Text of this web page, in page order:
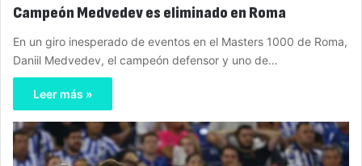
Campeón Medvedev es eliminado en Roma
En un giro inesperado de eventos en el Masters 1000 de Roma,
Daniil Medvedev, el campeón defensor y uno de…
Leer más »